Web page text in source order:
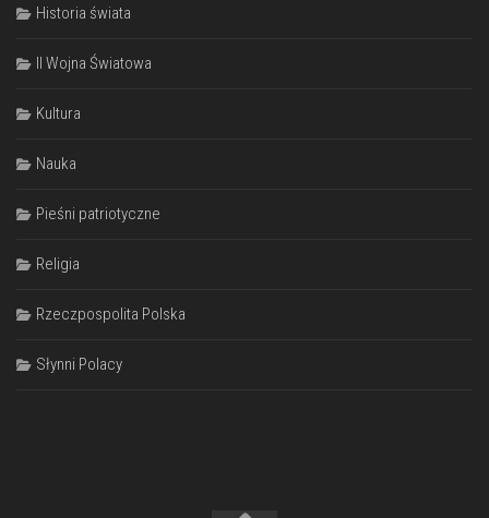
Historia świata
II Wojna Światowa
Kultura
Nauka
Pieśni patriotyczne
Religia
Rzeczpospolita Polska
Słynni Polacy